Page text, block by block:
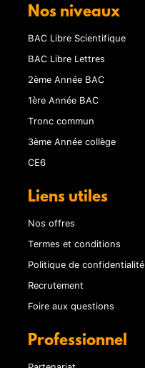
Nos niveaux
BAC Libre Scientifique
BAC Libre Lettres
2ème Année BAC
1ère Année BAC
Tronc commun
3ème Année collège
CE6
Liens utiles
Nos offres
Termes et conditions
Politique de confidentialité
Recrutement
Foire aux questions
Professionnel